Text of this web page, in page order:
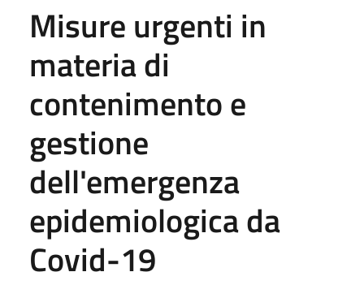
Misure urgenti in
materia di
contenimento e
gestione
dell'emergenza
epidemiologica da
Covid-19